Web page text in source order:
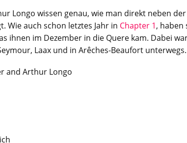
Longo wissen genau, wie man direkt neben
Wie auch schon letztes Jahr in Chapter 1, haben
ihnen im Dezember in die Quere kam. Dabei
Laax und in Arêches-Beaufort
and Arthur Longo